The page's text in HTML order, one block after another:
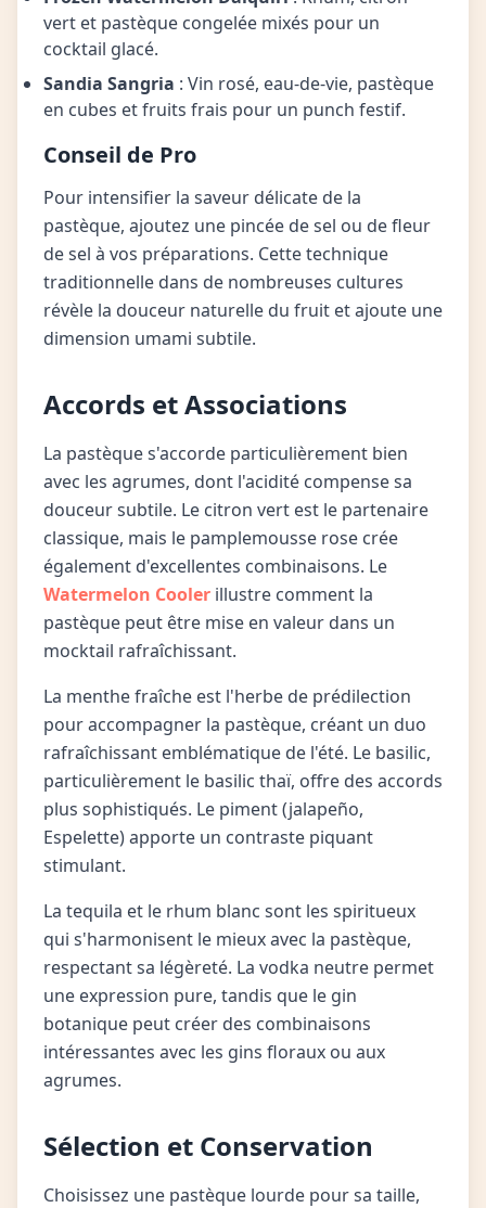
vert et pastèque congelée mixés pour un
cocktail glacé.
Sandia Sangria : Vin rosé, eau-de-vie, pastèque
en cubes et fruits frais pour un punch festif.
Conseil de Pro
Pour intensifier la saveur délicate de la
pastèque, ajoutez une pincée de sel ou de fleur
de sel à vos préparations. Cette technique
traditionnelle dans de nombreuses cultures
révèle la douceur naturelle du fruit et ajoute une
dimension umami subtile.
Accords et Associations
La pastèque s'accorde particulièrement bien
avec les agrumes, dont l'acidité compense sa
douceur subtile. Le citron vert est le partenaire
classique, mais le pamplemousse rose crée
également d'excellentes combinaisons. Le
Watermelon Cooler illustre comment la
pastèque peut être mise en valeur dans un
mocktail rafraîchissant.
La menthe fraîche est l'herbe de prédilection
pour accompagner la pastèque, créant un duo
rafraîchissant emblématique de l'été. Le basilic,
particulièrement le basilic thaï, offre des accords
plus sophistiqués. Le piment (jalapeño,
Espelette) apporte un contraste piquant
stimulant.
La tequila et le rhum blanc sont les spiritueux
qui s'harmonisent le mieux avec la pastèque,
respectant sa légèreté. La vodka neutre permet
une expression pure, tandis que le gin
botanique peut créer des combinaisons
intéressantes avec les gins floraux ou aux
agrumes.
Sélection et Conservation
Choisissez une pastèque lourde pour sa taille,